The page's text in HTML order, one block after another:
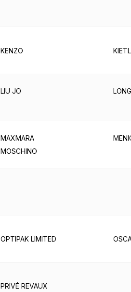
KENZO
LIU JO
MAXMARA
MOSCHINO
OPTIPAK LIMITED
PRIVÉ REVAUX